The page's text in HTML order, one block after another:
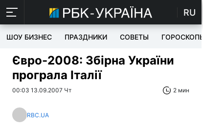
RU
ШОУ БИЗНЕС ПРАЗДНИКИ СОВЕТЫ ГОРОСКОПЫ
Євро-2008: Збірна України
програла Італії
00:03 13.09.2007 Чт 2 мин
RBC.UA